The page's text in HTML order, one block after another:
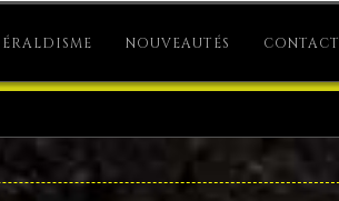
NOUVEAUTÉS CONTACT